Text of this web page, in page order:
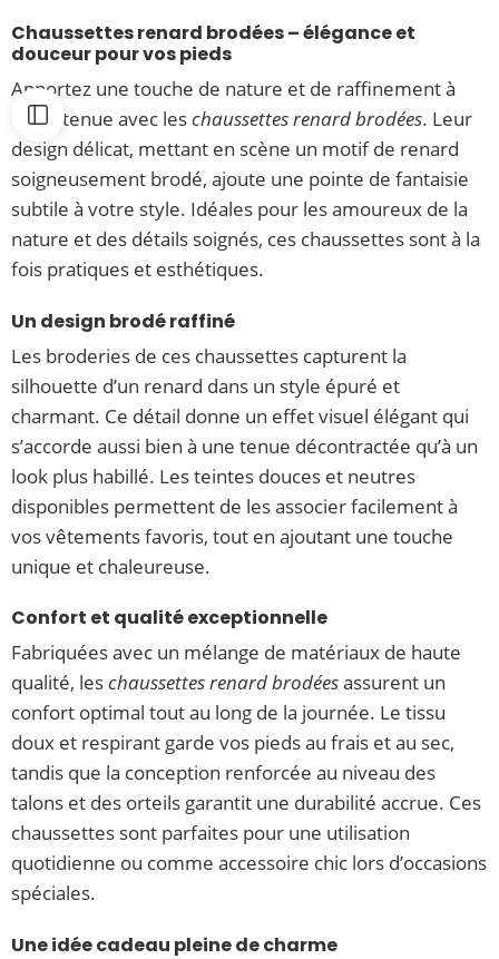
Chaussettes renard brodées – élégance et
douceur pour vos pieds
Apportez une touche de nature et de raffinement à
votre tenue avec leschaussettes renard brodées. Leur
design délicat, mettant en scène un motif de renard
soigneusement brodé, ajoute une pointe de fantaisie
subtile à votre style. Idéales pour les amoureux de la
nature et des détails soignés, ces chaussettes sont à la
fois pratiques et esthétiques.
Un design brodé raffiné
Les broderies de ces chaussettes capturent la
silhouette d’un renard dans un style épuré et
charmant. Ce détail donne un effet visuel élégant qui
s’accorde aussi bien à une tenue décontractée qu’à un
look plus habillé. Les teintes douces et neutres
disponibles permettent de les associer facilement à
vos vêtements favoris, tout en ajoutant une touche
unique et chaleureuse.
Confort et qualité exceptionnelle
Fabriquées avec un mélange de matériaux de haute
qualité, leschaussettes renard brodéesassurent un
confort optimal tout au long de la journée. Le tissu
doux et respirant garde vos pieds au frais et au sec,
tandis que la conception renforcée au niveau des
talons et des orteils garantit une durabilité accrue. Ces
chaussettes sont parfaites pour une utilisation
quotidienne ou comme accessoire chic lors d’occasions
spéciales.
Une idée cadeau pleine de charme